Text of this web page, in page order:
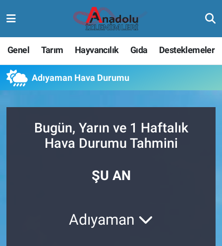
Genel Tarım Hayvancılık Gıda Desteklemeler
Adıyaman Hava Durumu
Bugün, Yarın ve 1 Haftalık
Hava Durumu Tahmini
ŞU AN
Adıyaman